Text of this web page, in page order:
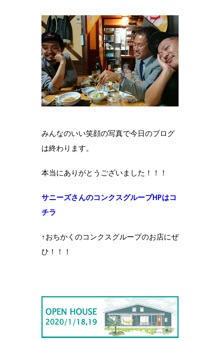
みんなのいい笑顔の写真で今日のブログ
は終わります。
本当にありがとうございました！！！
サニーズさんのコンクスグループHPはコ
チラ
↑おちかくのコンクスグループのお店にぜ
ひ！！！